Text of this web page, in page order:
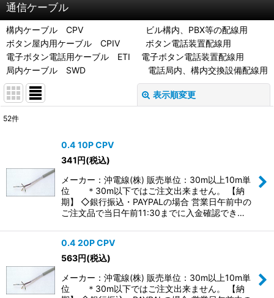
通信ケーブル
構内ケーブル CPV ビル構内、PBX等の配線用
ボタン屋内用ケーブル CPIV ボタン電話装置配線用
電子ボタン電話用ケーブル ETI 電子ボタン電話装置配線用
局内ケーブル SWD 電話局内、構内交換設備配線用
表示順変更
並び順:
絞り込む
52件
0.4 10P CPV
341円(税込)
メーカー：沖電線(株) 販売単位：30m以上10m単
位 ＊30m以下ではご注文出来ません。 【納
期】 ◇銀行振込・PAYPALの場合 営業日午前中の
ご注文品で当日午前11:30までに入金確認でき…
0.4 20P CPV
563円(税込)
メーカー：沖電線(株) 販売単位：30m以上10m単
位 ＊30m以下ではご注文出来ません。 【納